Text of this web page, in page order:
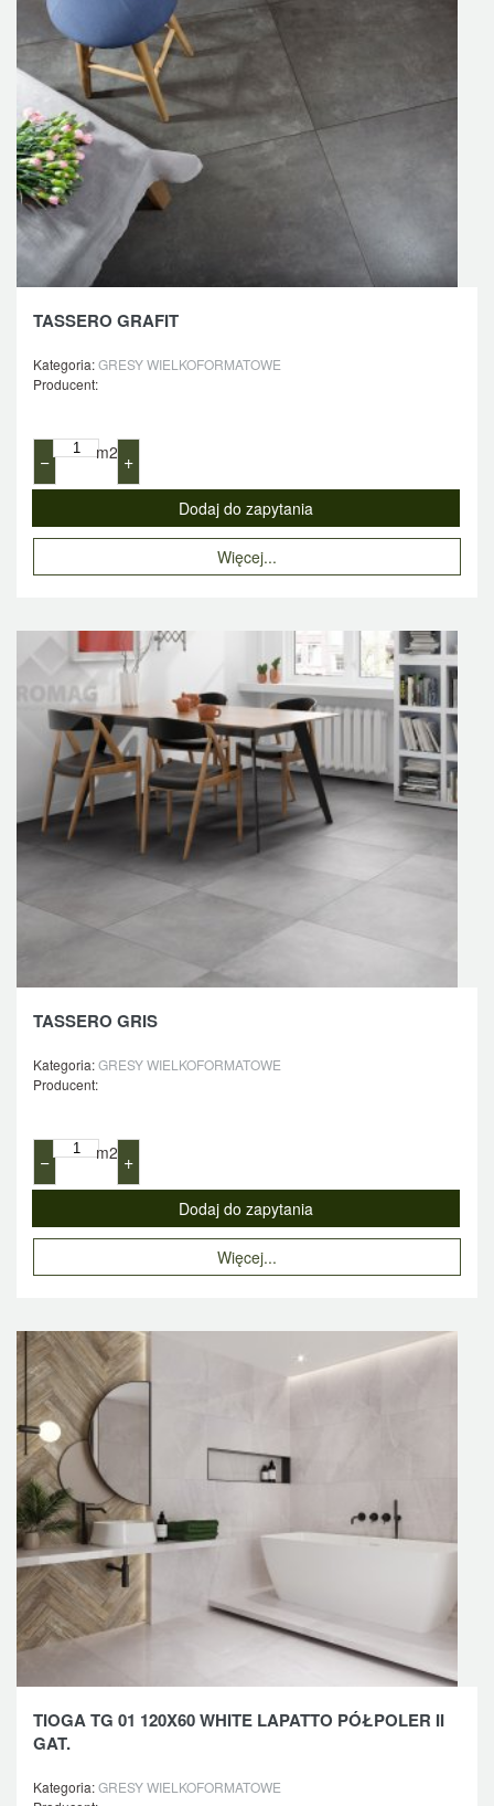
TASSERO GRAFIT
Kategoria:GRESY WIELKOFORMATOWE
Producent:
− m2 +
Więcej...
TASSERO GRIS
Kategoria:GRESY WIELKOFORMATOWE
Producent:
− m2 +
Więcej...
TIOGA TG 01 120X60 WHITE LAPATTO PÓŁPOLER II
GAT.
Kategoria:GRESY WIELKOFORMATOWE